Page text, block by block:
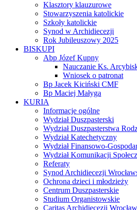
Klasztory klauzurowe
Stowarzyszenia katolickie
Szkoły katolickie
Synod w Archidiecezji
Rok Jubileuszowy 2025
BISKUPI
Abp Józef Kupny
Nauczanie Ks.
Wniosek o patronat
Bp Jacek Kiciński CMF
Bp Maciej Małyga
KURIA
Informacje ogólne
Wydział Duszpasterski
Wydział Duszpasterstwa
Wydział Katechetyczny
Wydział Finansowo-
Wydział Komunikacji
Referaty
Synod Archidiecezji
Ochrona dzieci i młodzieży
Centrum Duszpasterskie
Studium Organistowskie
Caritas Archidiecezji